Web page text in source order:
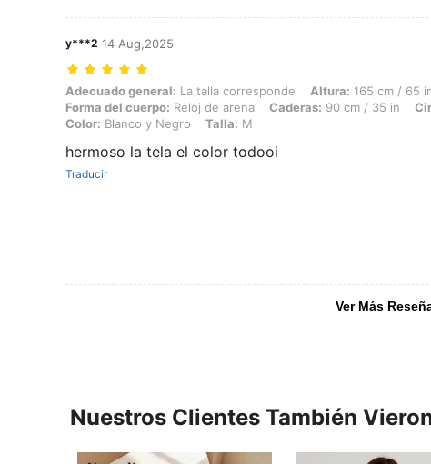
y***2 14 Aug,2025
Adecuado general: La talla corresponde, Altura: 165 cm / 65 in, Peso:
Adecuado general: La talla corresponde Altura: 165 cm / 65
Forma del cuerpo: Reloj de arena Caderas: 90 cm / 35 in
Color: Blanco y Negro Talla: M
hermoso la tela el color todooi
Traducir
Ver Más
Nuestros Clientes También